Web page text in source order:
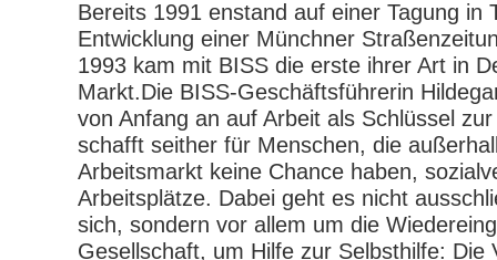
Bereits 1991 enstand auf einer Tagung in
Entwicklung einer Münchner
1993 kam mit BISS die erste ihrer Art in
Markt.Die BISS-Geschäftsführerin
von Anfang an auf Arbeit als Schlüssel
schafft seither für Menschen, die
Arbeitsmarkt keine Chance haben,
Arbeitsplätze. Dabei geht es nicht
sich, sondern vor allem um die
Gesellschaft, um Hilfe zur Selbsthilfe: Die